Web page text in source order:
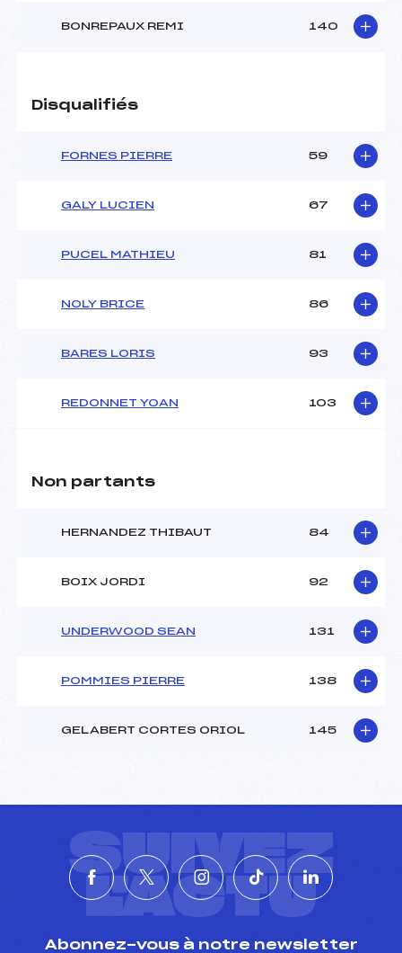
BONREPAUX REMI 140
Disqualifiés
FORNES PIERRE 59
GALY LUCIEN 67
PUCEL MATHIEU 81
NOLY BRICE 86
BARES LORIS 93
REDONNET YOAN 103
Non partants
HERNANDEZ THIBAUT 84
BOIX JORDI 92
UNDERWOOD SEAN 131
POMMIES PIERRE 138
GELABERT CORTES ORIOL 145
SUIVEZ
L'ACTU
Abonnez-vous à notre newsletter